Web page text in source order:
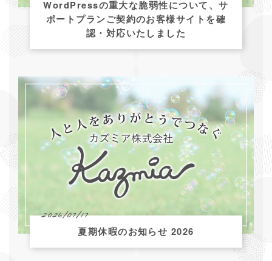
WordPressの重大な脆弱性について、サ
ポートプランご契約のお客様サイトを確
認・対応いたしました
2026/07/17
夏期休暇のお知らせ 2026